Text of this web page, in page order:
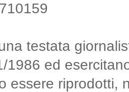
testata
1986 ed
essere riprodotti,